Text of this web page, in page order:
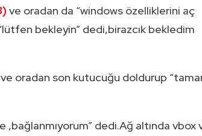
ve oradan da “windows özelliklerini aç
bekleyin” dedi,birazcık bekledim
oradan son kutucuğu doldurup
,bağlanmıyorum” dedi.Ağ altında vbox